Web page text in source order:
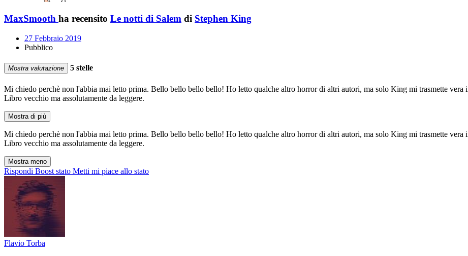
MaxSmooth ha recensito Le notti di Salem di Stephen King
27 Febbraio 2019
Pubblico
Mostra valutazione 5 stelle
Mi chiedo perchè non l'abbia mai letto prima. Bello bello bello bello! Ho letto qualche altro horror di altri autori, ma solo King mi trasmette vera
Libro vecchio ma assolutamente da leggere.
Mostra di più
Mi chiedo perchè non l'abbia mai letto prima. Bello bello bello bello! Ho letto qualche altro horror di altri autori, ma solo King mi trasmette vera
Libro vecchio ma assolutamente da leggere.
Mostra meno
Rispondi Boost stato Metti mi piace allo stato
Flavio Torba